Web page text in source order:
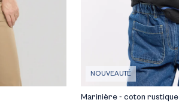
NOUVEAUTÉ
Marinière - coton rustique